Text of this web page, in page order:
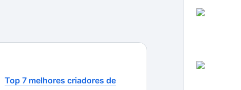
Top 7 melhores criadores de